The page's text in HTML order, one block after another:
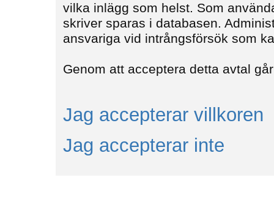
vilka inlägg som helst. Som
skriver sparas i databasen.
ansvariga vid intrångsförsök som
Genom att acceptera detta avtal
Jag accepterar villkoren
Jag accepterar inte